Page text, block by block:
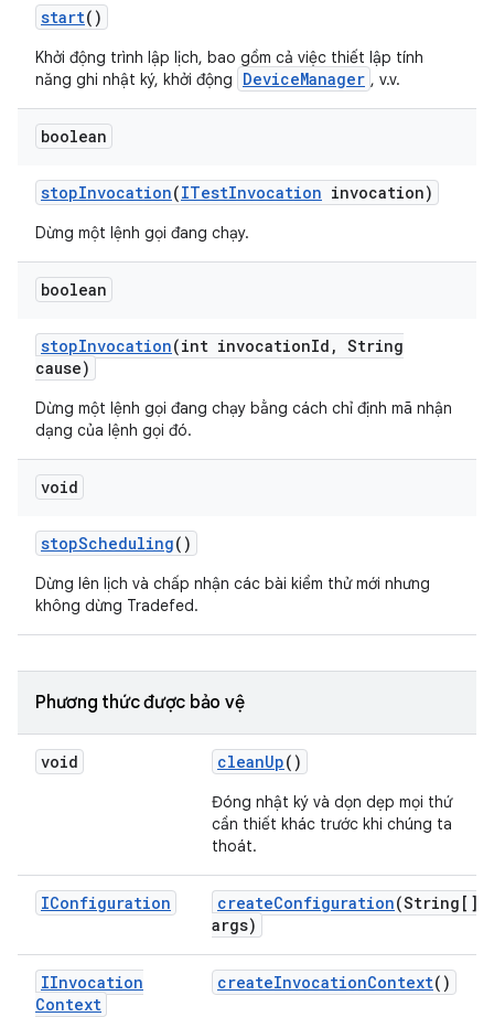
start()
Khởi động trình lập lịch, bao gồm cả việc thiết lập tính
năng ghi nhật ký, khởi động
DeviceManager , v.v.
boolean
stopInvocation(ITestInvocation invocation)
Dừng một lệnh gọi đang chạy.
boolean
stopInvocation(int invocationId , String
cause)
Dừng một lệnh gọi đang chạy bằng cách chỉ định mã nhận
dạng của lệnh gọi đó.
void
stopScheduling()
Dừng lên lịch và chấp nhận các bài kiểm thử mới nhưng
không dừng Tradefed.
Phương thức được bảo vệ
void cleanUp()
Đóng nhật ký và dọn dẹp mọi thứ
cần thiết khác trước khi chúng ta
thoát.
IConfiguration createConfiguration(String[]
args)
IInvocation
Context
createInvocationContext()